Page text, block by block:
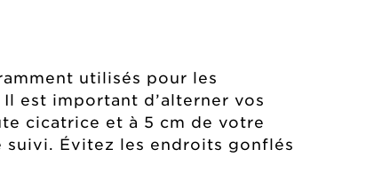
utilisés pour les
est important d’alterner vos
cicatrice et à 5 cm de votre
suivi. Évitez les endroits gonflés